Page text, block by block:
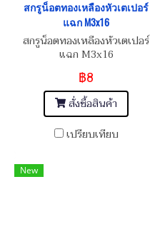
สกรูน็อตทองเหลืองหัวเตเปอร์
แฉก M3x16
สกรูน็อตทองเหลืองหัวเตเปอร์
แฉก M3x16
฿8
สั่งซื้อสินค้า
เปรียบเทียบ
New